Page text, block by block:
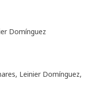
Domínguez
, Leinier Domínguez,